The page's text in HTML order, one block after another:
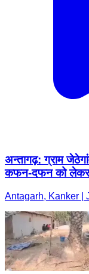
अन्तागढ़: ग्राम
कफन-दफन को लेकर
Antagarh, Kanker |